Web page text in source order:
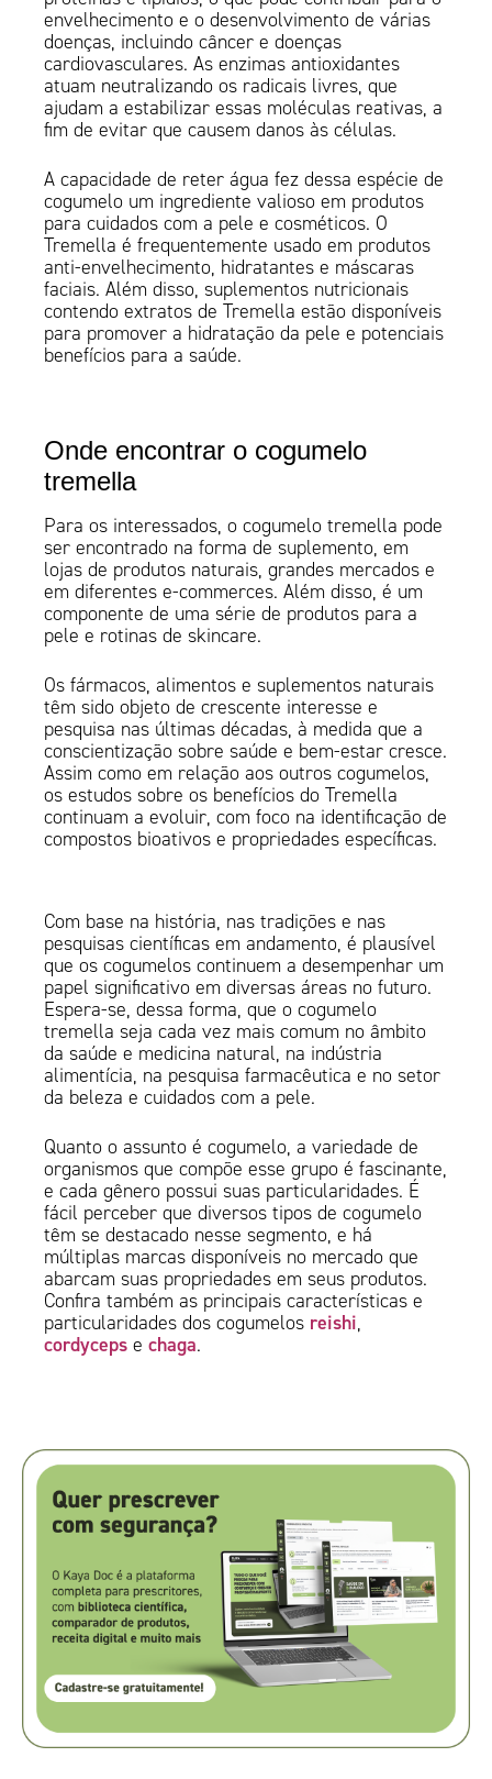
envelhecimento e o desenvolvimento de várias
doenças, incluindo câncer e doenças
cardiovasculares. As enzimas antioxidantes
atuam neutralizando os radicais livres, que
ajudam a estabilizar essas moléculas reativas, a
fim de evitar que causem danos às células.
A capacidade de reter água fez dessa espécie de
cogumelo um ingrediente valioso em produtos
para cuidados com a pele e cosméticos. O
Tremella é frequentemente usado em produtos
anti-envelhecimento, hidratantes e máscaras
faciais. Além disso, suplementos nutricionais
contendo extratos de Tremella estão disponíveis
para promover a hidratação da pele e potenciais
benefícios para a saúde.
Onde encontrar o cogumelo
tremella
Para os interessados, o cogumelo tremella pode
ser encontrado na forma de suplemento, em
lojas de produtos naturais, grandes mercados e
em diferentes e-commerces. Além disso, é um
componente de uma série de produtos para a
pele e rotinas de skincare.
Os fármacos, alimentos e suplementos naturais
têm sido objeto de crescente interesse e
pesquisa nas últimas décadas, à medida que a
conscientização sobre saúde e bem-estar cresce.
Assim como em relação aos outros cogumelos,
os estudos sobre os benefícios do Tremella
continuam a evoluir, com foco na identificação de
compostos bioativos e propriedades específicas.
Com base na história, nas tradições e nas
pesquisas científicas em andamento, é plausível
que os cogumelos continuem a desempenhar um
papel significativo em diversas áreas no futuro.
Espera-se, dessa forma, que o cogumelo
tremella seja cada vez mais comum no âmbito
da saúde e medicina natural, na indústria
alimentícia, na pesquisa farmacêutica e no setor
da beleza e cuidados com a pele.
Quanto o assunto é cogumelo, a variedade de
organismos que compõe esse grupo é fascinante,
e cada gênero possui suas particularidades. É
fácil perceber que diversos tipos de cogumelo
têm se destacado nesse segmento, e há
múltiplas marcas disponíveis no mercado que
abarcam suas propriedades em seus produtos.
Confira também as principais características e
particularidades dos cogumelos reishi,
cordycepsechaga.